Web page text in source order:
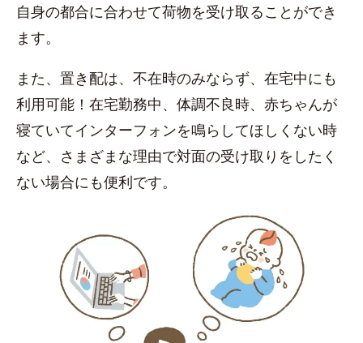
自身の都合に合わせて荷物を受け取ることができ
ます。
また、置き配は、不在時のみならず、在宅中にも
利用可能！在宅勤務中、体調不良時、赤ちゃんが
寝ていてインターフォンを鳴らしてほしくない時
など、さまざまな理由で対面の受け取りをしたく
ない場合にも便利です。